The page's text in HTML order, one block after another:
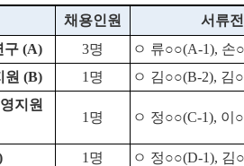
채용인원
서류
구 (A) 3명 ㅇ 류○○(A-1), 손
원 (B) 1 명 ㅇ 김○○(B-2), 김
지원
1 명 ㅇ 정○○(C-1), 이
1 명 ㅇ 정○○(D-1), 김